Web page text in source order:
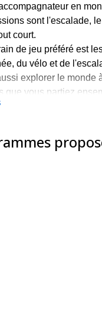
en
sont l'escalade,
court.
de jeu préféré est
du vélo et de
explorer le monde
que vous partiez